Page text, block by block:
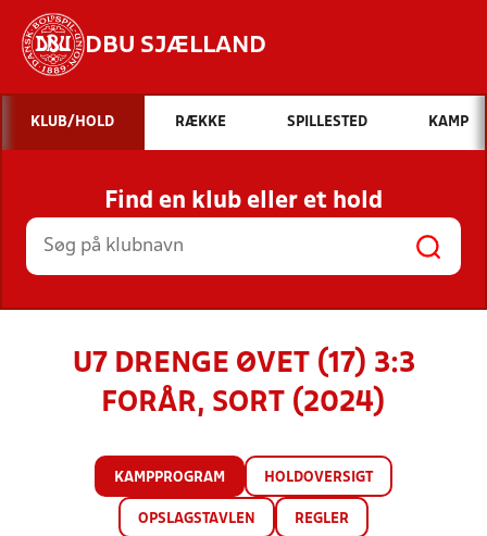
DBU SJÆLLAND
Hvad vil du søge efter?
INDHOLD OG NYHEDER
STILLINGER, RESULTATER, KLUBBER OG
HOLD
KLUB/HOLD RÆKKE SPILLESTED KAMP
Find en klub eller et hold
U7 DRENGE ØVET (17) 3:3
FORÅR, SORT (2024)
KAMPPROGRAM HOLDOVERSIGT
OPSLAGSTAVLEN REGLER